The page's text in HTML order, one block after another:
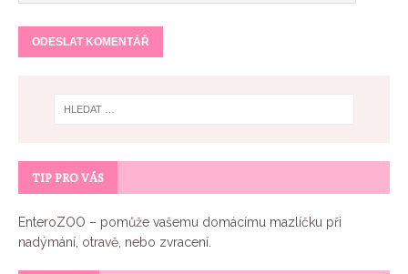
TIP PRO VÁS
EnteroZOO – pomůže vašemu domácímu mazlíčku při
nadýmání, otravě, nebo zvracení.